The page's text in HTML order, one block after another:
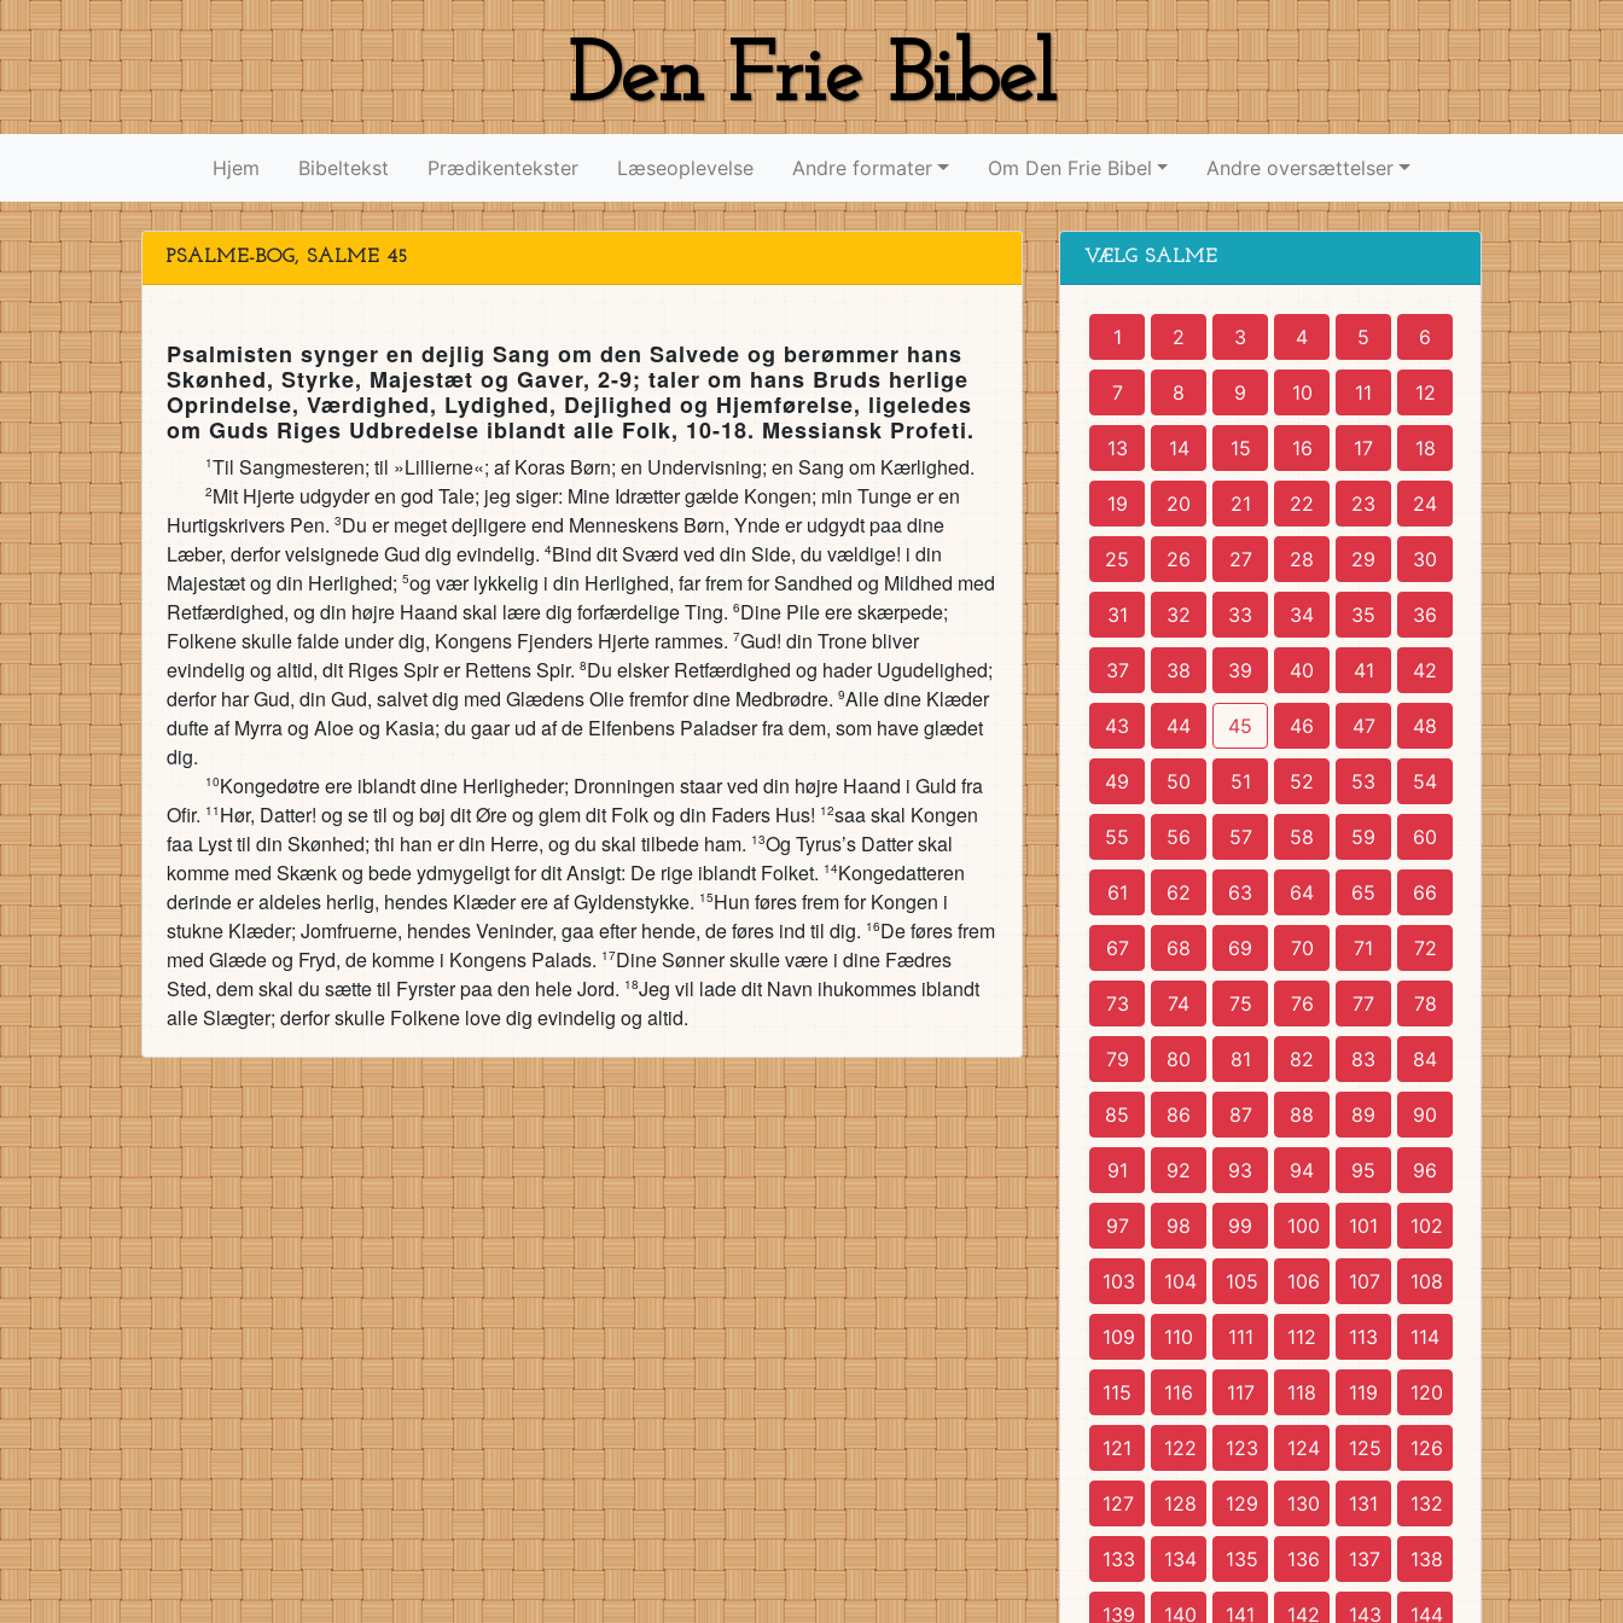
Den Frie Bibel
Hjem Bibeltekst Prædikentekster Læseoplevelse Andre formater Om Den Frie Bibel Andre oversættelser
PSALME-BOG, SALME 45
Psalmisten synger en dejlig Sang om den Salvede og berømmer hans
Skønhed, Styrke, Majestæt og Gaver, 2-9; taler om hans Bruds herlige
Oprindelse, Værdighed, Lydighed, Dejlighed og Hjemførelse, ligeledes
om Guds Riges Udbredelse iblandt alle Folk, 10-18. Messiansk Profeti.
1Til Sangmesteren; til »Lillierne«; af Koras Børn; en Undervisning; en Sang om Kærlighed.
2Mit Hjerte udgyder en god Tale; jeg siger: Mine Idrætter gælde Kongen; min Tunge er en
Hurtigskrivers Pen. 3Du er meget dejligere end Menneskens Børn, Ynde er udgydt paa dine
Læber, derfor velsignede Gud dig evindelig. 4Bind dit Sværd ved din Side, du vældige! i din
Majestæt og din Herlighed; 5og vær lykkelig i din Herlighed, far frem for Sandhed og Mildhed med
Retfærdighed, og din højre Haand skal lære dig forfærdelige Ting. 6Dine Pile ere skærpede;
Folkene skulle falde under dig, Kongens Fjenders Hjerte rammes. 7Gud! din Trone bliver
evindelig og altid, dit Riges Spir er Rettens Spir. 8Du elsker Retfærdighed og hader Ugudelighed;
derfor har Gud, din Gud, salvet dig med Glædens Olie fremfor dine Medbrødre. 9Alle dine Klæder
dufte af Myrra og Aloe og Kasia; du gaar ud af de Elfenbens Paladser fra dem, som have glædet
dig.
10Kongedøtre ere iblandt dine Herligheder; Dronningen staar ved din højre Haand i Guld fra
Ofir. 11 Hør, Datter! og se til og bøj dit Øre og glem dit Folk og din Faders Hus! 12saa skal Kongen
faa Lyst til din Skønhed; thi han er din Herre, og du skal tilbede ham. 13Og Tyrus’s Datter skal
komme med Skænk og bede ydmygeligt for dit Ansigt: De rige iblandt Folket. 14Kongedatteren
derinde er aldeles herlig, hendes Klæder ere af Gyldenstykke. 15Hun føres frem for Kongen i
stukne Klæder; Jomfruerne, hendes Veninder, gaa efter hende, de føres ind til dig. 16De føres frem
med Glæde og Fryd, de komme i Kongens Palads. 17Dine Sønner skulle være i dine Fædres
Sted, dem skal du sætte til Fyrster paa den hele Jord. 18Jeg vil lade dit Navn ihukommes iblandt
alle Slægter; derfor skulle Folkene love dig evindelig og altid.
VÆLG SALME
1 2 3 4 5 6
7 8 9 10 11 12
13 14 15 16 17 18
19 20 21 22 23 24
25 26 27 28 29 30
31 32 33 34 35 36
37 38 39 40 41 42
43 44 45 46 47 48
49 50 51 52 53 54
55 56 57 58 59 60
61 62 63 64 65 66
67 68 69 70 71 72
73 74 75 76 77 78
79 80 81 82 83 84
85 86 87 88 89 90
91 92 93 94 95 96
97 98 99 100 101 102
103 104 105 106 107 108
109 110 111 112 113 114
115 116 117 118 119 120
121 122 123 124 125 126
127 128 129 130 131 132
133 134 135 136 137 138
139 140 141 142 143 144